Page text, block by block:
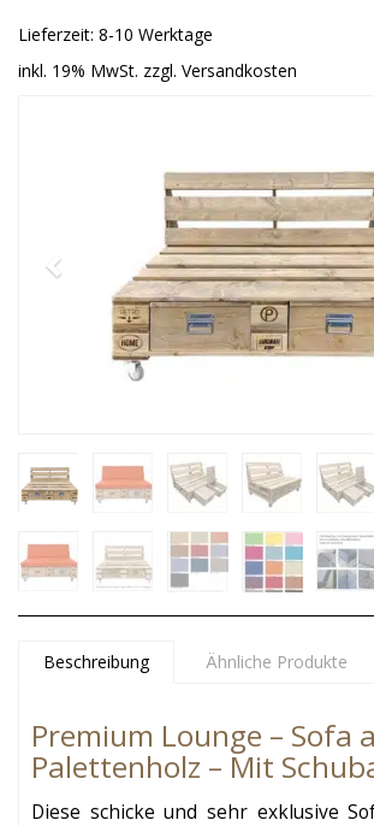
Lieferzeit: 8-10 Werktage
inkl. 19% MwSt. zzgl. Versandkosten
Beschreibung Ähnliche Produkte
Premium Lounge – Sofa
Palettenholz – Mit
Diese schicke und sehr exklusive